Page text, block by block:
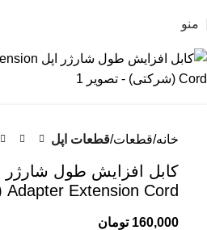
منو
خانه قطعات قطعات اپل
Adapter Extension Cord (شرکتی)
160,000 تومان